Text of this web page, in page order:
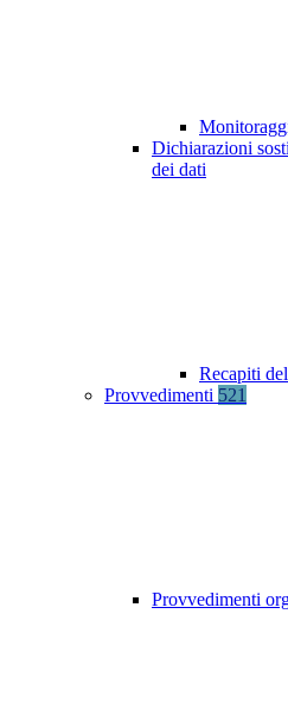
Dichiarazioni
dei dati
Recapiti
Provvedimenti 521
Provvedimenti